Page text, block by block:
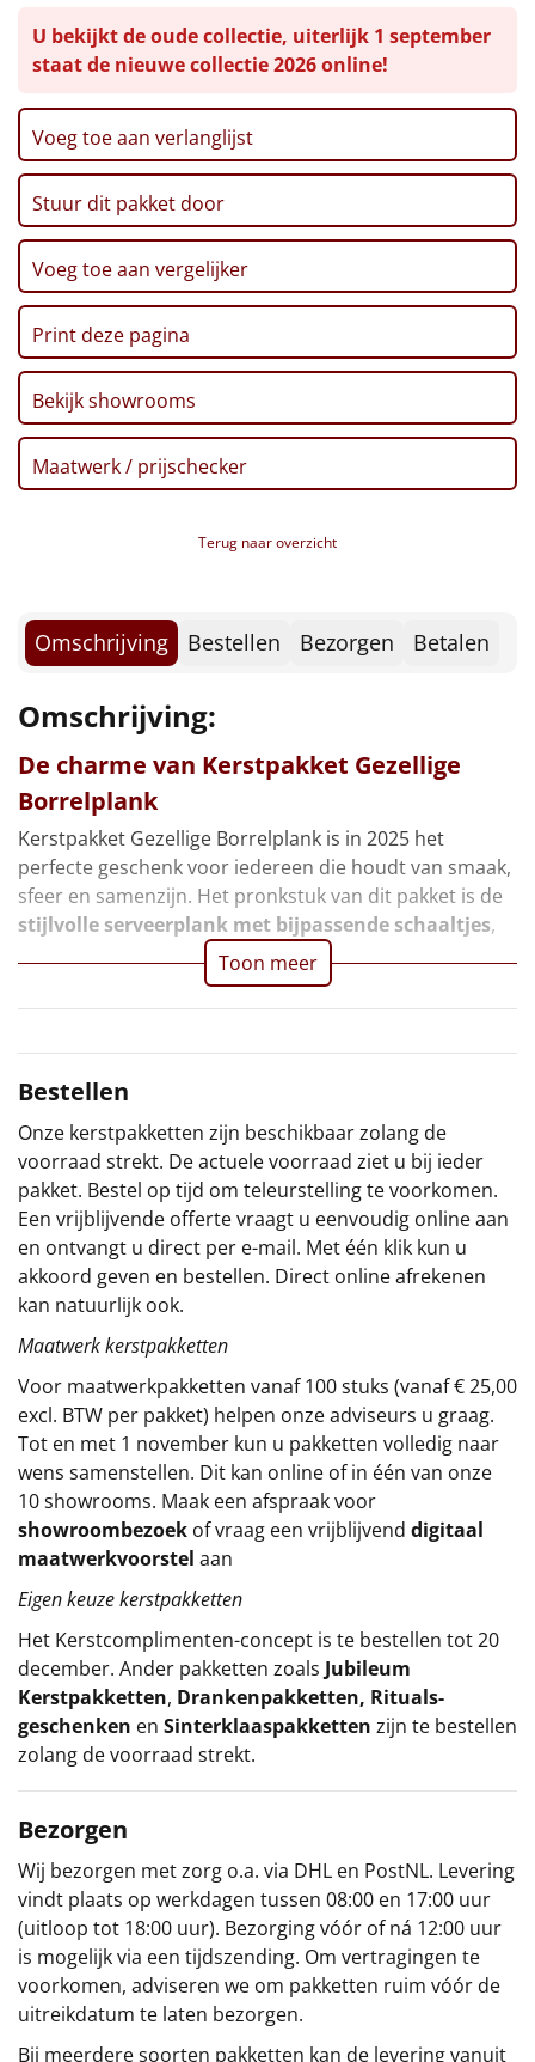
Uniek
Alle thema's
Artikel
Hitster NIEUW
Pizzarette
Tas
Wake up light
NIEUW
Borrelplank
Noodradio NIEUW
Alle artikelen
Overige
Ideeën
Personeel
Doe het zelf
Particulier
Kerstgeschenken 2026
Relatiegeschenken
Cadeaubon
Per stuk
Alle overige
Chips, 75 gr
Koeken met witte chocolade, 135 gr
Pannenkoekenmix, 180 gr
Pretzels, 80 gr
Kaaspuntjes, 125 gr
Popcorn, 100 gr
Kerst/Nieuwjaars kaart met puzzel
Verpakt in een feestelijke kerstdoos, 39 x 29 x 17,5
cm
U bekijkt de oude collectie, uiterlijk 1 september
staat de nieuwe collectie 2026 online!
Voeg toe aan verlanglijst
Stuur dit pakket door
Voeg toe aan vergelijker
Print deze pagina
Bekijk showrooms
Maatwerk / prijschecker
Terug naar overzicht
Omschrijving Bestellen Bezorgen Betalen
Omschrijving:
De charme van Kerstpakket Gezellige
Borrelplank
Kerstpakket Gezellige Borrelplank is in 2025 het
perfecte geschenk voor iedereen die houdt van smaak,
sfeer en samenzijn. Het pronkstuk van dit pakket is de
stijlvolle serveerplank met bijpassende schaaltjes,
Toon meer
Bestellen
Onze kerstpakketten zijn beschikbaar zolang de
voorraad strekt. De actuele voorraad ziet u bij ieder
pakket. Bestel op tijd om teleurstelling te voorkomen.
Een vrijblijvende offerte vraagt u eenvoudig online aan
en ontvangt u direct per e-mail. Met één klik kun u
akkoord geven en bestellen. Direct online afrekenen
kan natuurlijk ook.
Maatwerk kerstpakketten
Voor maatwerkpakketten vanaf 100 stuks (vanaf € 25,00
excl. BTW per pakket) helpen onze adviseurs u graag.
Tot en met 1 november kun u pakketten volledig naar
wens samenstellen. Dit kan online of in één van onze
10 showrooms. Maak een afspraak voor
showroombezoek of vraag een vrijblijvend digitaal
maatwerkvoorstel aan
Eigen keuze kerstpakketten
Het Kerstcomplimenten-concept is te bestellen tot 20
december. Ander pakketten zoals Jubileum
Kerstpakketten, Drankenpakketten, Rituals-
geschenken en Sinterklaaspakketten zijn te bestellen
zolang de voorraad strekt.
Bezorgen
Wij bezorgen met zorg o.a. via DHL en PostNL. Levering
vindt plaats op werkdagen tussen 08:00 en 17:00 uur
(uitloop tot 18:00 uur). Bezorging vóór of ná 12:00 uur
is mogelijk via een tijdszending. Om vertragingen te
voorkomen, adviseren we om pakketten ruim vóór de
uitreikdatum te laten bezorgen.
Bij meerdere soorten pakketten kan de levering vanuit